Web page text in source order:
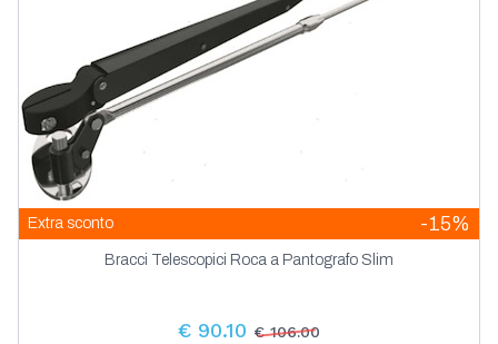
Extra sconto -15%
Bracci Telescopici Roca a Pantografo Slim
€ 90.10 € 106.00